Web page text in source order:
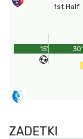
1st Half
15' 30'
ZADETKI